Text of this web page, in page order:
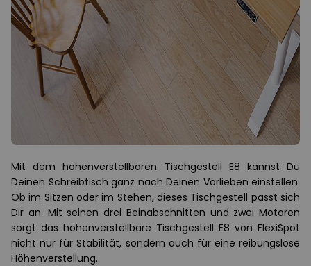
Mit dem höhenverstellbaren Tischgestell E8 kannst Du
Deinen Schreibtisch ganz nach Deinen Vorlieben einstellen.
Ob im Sitzen oder im Stehen, dieses Tischgestell passt sich
Dir an. Mit seinen drei Beinabschnitten und zwei Motoren
sorgt das höhenverstellbare Tischgestell E8 von FlexiSpot
nicht nur für Stabilität, sondern auch für eine reibungslose
Höhenverstellung.